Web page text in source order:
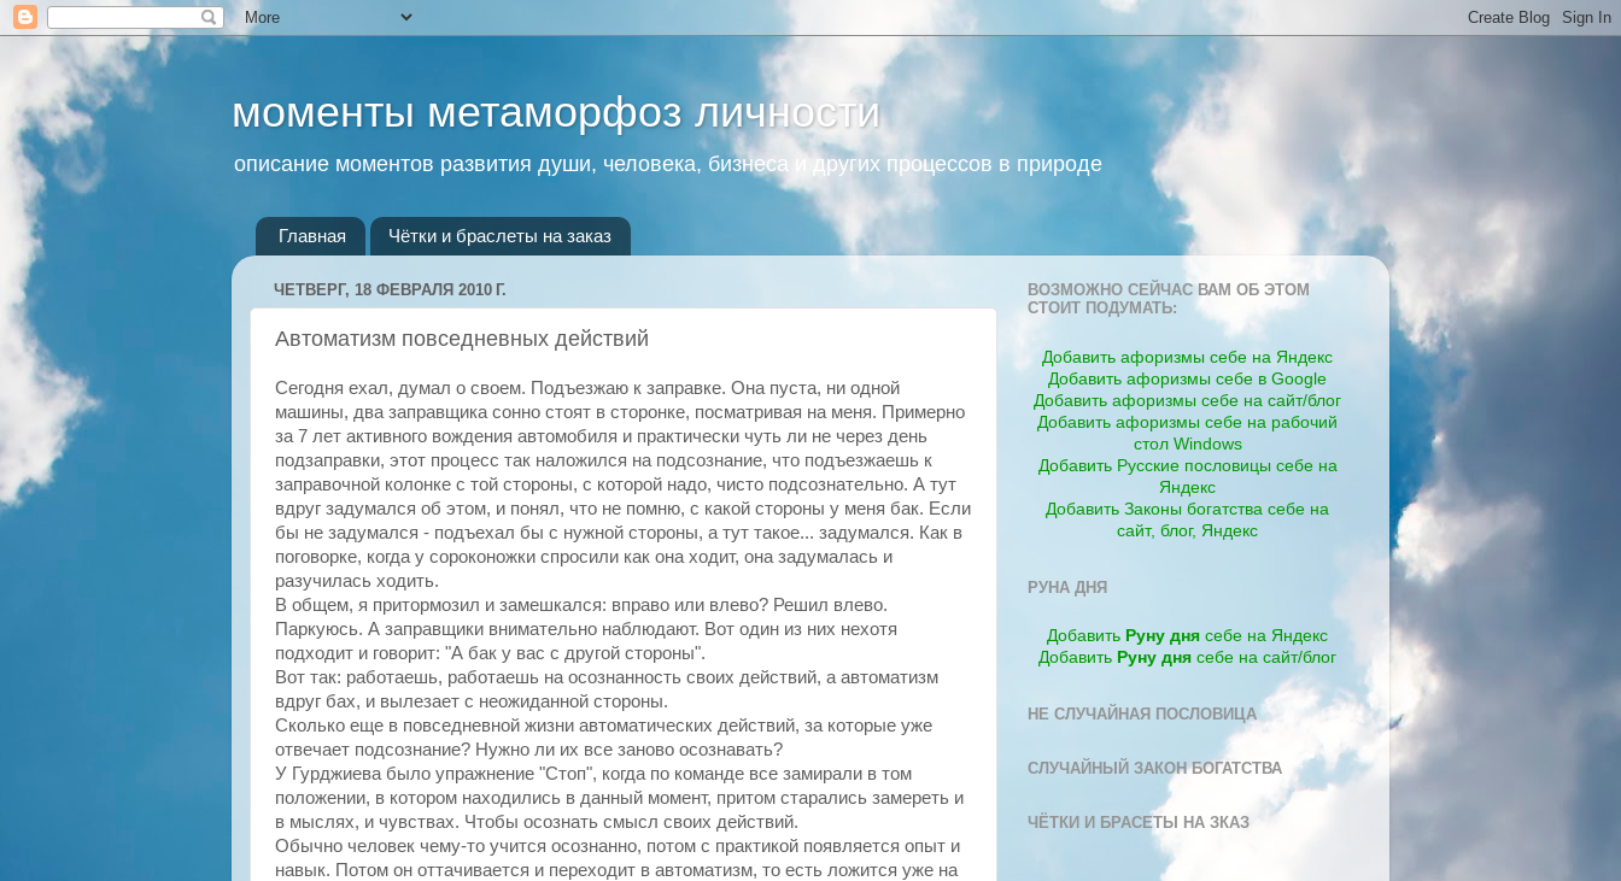
моменты метаморфоз личности
описание моментов развития души, человека, бизнеса и других процессов в природе
Главная Чётки и браслеты на заказ
ЧЕТВЕРГ, 18 ФЕВРАЛЯ 2010 Г.
Автоматизм повседневных действий
Сегодня ехал, думал о своем. Подъезжаю к заправке. Она пуста, ни одной
машины, два заправщика сонно стоят в сторонке, посматривая на меня. Примерно
за 7 лет активного вождения автомобиля и практически чуть ли не через день
подзаправки, этот процесс так наложился на подсознание, что подъезжаешь к
заправочной колонке с той стороны, с которой надо, чисто подсознательно. А тут
вдруг задумался об этом, и понял, что не помню, с какой стороны у меня бак. Если
бы не задумался - подъехал бы с нужной стороны, а тут такое... задумался. Как в
поговорке, когда у сороконожки спросили как она ходит, она задумалась и
разучилась ходить.
В общем, я притормозил и замешкался: вправо или влево? Решил влево.
Паркуюсь. А заправщики внимательно наблюдают. Вот один из них нехотя
подходит и говорит: "А бак у вас с другой стороны".
Вот так: работаешь, работаешь на осознанность своих действий, а автоматизм
вдруг бах, и вылезает с неожиданной стороны.
Сколько еще в повседневной жизни автоматических действий, за которые уже
отвечает подсознание? Нужно ли их все заново осознавать?
У Гурджиева было упражнение "Стоп", когда по команде все замирали в том
положении, в котором находились в данный момент, притом старались замереть и
в мыслях, и чувствах. Чтобы осознать смысл своих действий.
Обычно человек чему-то учится осознанно, потом с практикой появляется опыт и
навык. Потом он оттачивается и переходит в автоматизм, то есть ложится уже на
ВОЗМОЖНО СЕЙЧАС ВАМ ОБ ЭТОМ
СТОИТ ПОДУМАТЬ:
Добавить афоризмы себе на Яндекс
Добавить афоризмы себе в Google
Добавить афоризмы себе на сайт/блог
Добавить афоризмы себе на рабочий
стол Windows
Добавить Русские пословицы себе на
Яндекс
Добавить Законы богатства себе на
сайт, блог, Яндекс
РУНА ДНЯ
Добавить Руну дня себе на Яндекс
Добавить Руну дня себе на сайт/блог
НЕ СЛУЧАЙНАЯ ПОСЛОВИЦА
СЛУЧАЙНЫЙ ЗАКОН БОГАТСТВА
ЧЁТКИ И БРАСЕТЫ НА ЗКАЗ